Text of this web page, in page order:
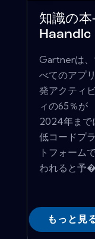
知識の本-
Haandlc
Gartnerは、
べてのアプ
発アクティ
ィの65％が
2024年まで
低コードプ
トフォーム
われると予
もっと見